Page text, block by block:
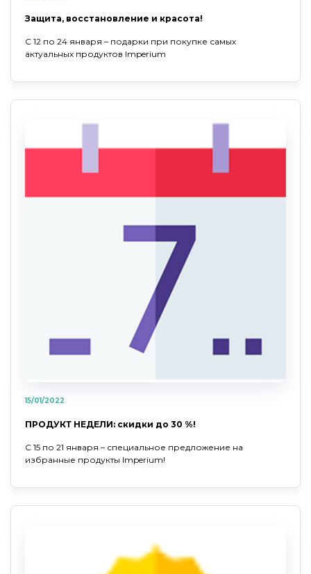
Защита, восстановление и красота!
С 12 по 24 января – подарки при покупке самых
актуальных продуктов Imperium
15/01/2022
ПРОДУКТ НЕДЕЛИ: скидки до 30 %!
С 15 по 21 января – специальное предложение на
избранные продукты Imperium!